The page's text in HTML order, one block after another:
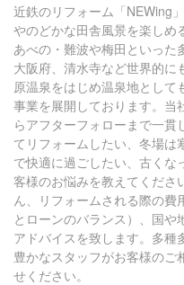
近鉄のリフォーム「NEWing
やのどかな田舎風景を楽しめ
あべの・難波や梅田といった
大阪府、清水寺など世界的に
原温泉をはじめ温泉地として
事業を展開しております。当
らアフターフォローまで一貫
てリフォームしたい、冬場は
で快適に過ごしたい、古くな
客様のお悩みを教えてくださ
ん、リフォームされる際の
とローンのバランス）、国や
アドバイスを致します。多種
豊かなスタッフがお客様の
せください。